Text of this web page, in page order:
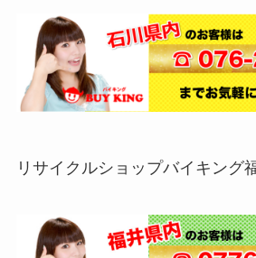
リサイクルショップバイキング